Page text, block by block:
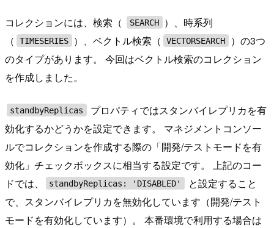
コレクションには、検索（ SEARCH
）、時系列
（
TIMESERIES ）、ベクトル検索（ VECTORSEARCH
）の3つ
のタイプがあります。 今回はベクトル検索のコレクション
を作成しました。
standbyReplicas
プロパティではスタンバイレプリカを有
効化するかどうかを設定できます。 マネジメントコンソー
ルでコレクションを作成する際の「開発/テストモードを有
効化」チェックボックスに相当する設定です。 上記のコー
ドでは、
standbyReplicas: 'DISABLED'
と設定すること
で、スタンバイレプリカを無効化しています（開発/テスト
モードを有効化しています）。 本番環境で利用する場合は